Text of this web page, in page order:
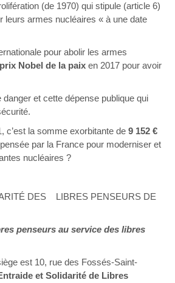
(de 1970) qui stipule (article 6)
leurs armes nucléaires « à une date
pour abolir les armes
prix Nobel de la paixen 2017 pour avoir
danger et cette dépense publique qui
c’est la somme exorbitante de 9 152 €
par la France pour moderniser et
nucléaires ?
DES LIBRES PENSEURS DE
penseurs au service des libres
est 10, rue des Fossés-Saint-
et Solidarité de Libres